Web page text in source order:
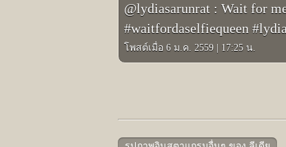
@lydiasarunrat : Wait for
#waitfordaselfiequeen
โพสต์เมื่อ 6 ม.ค. 2559 17:25 น.